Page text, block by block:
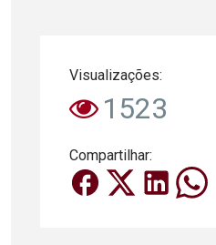
Visualizações:
1523
Compartilhar: